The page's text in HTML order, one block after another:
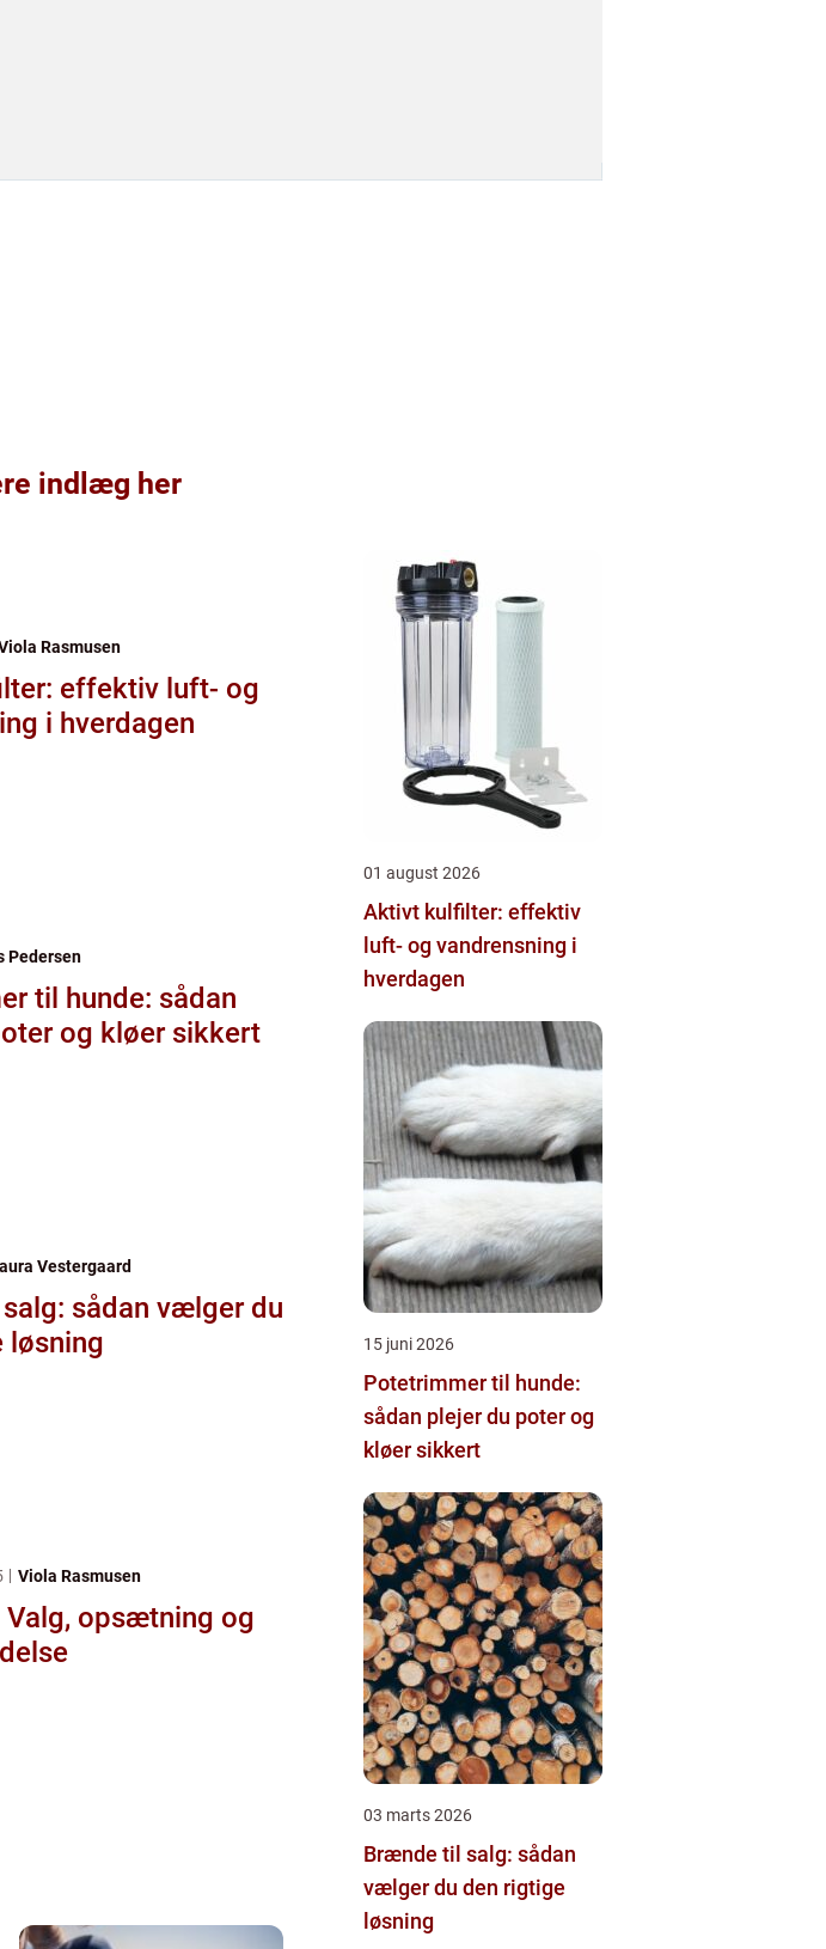
indlæg her
Rasmusen
effektiv luft- og
i hverdagen
Pedersen
til hunde: sådan
og kløer sikkert
Vestergaard
sådan vælger du
løsning
Viola Rasmusen
Valg, opsætning og
01 august 2026
Aktivt kulfilter: effektiv
luft- og vandrensning i
hverdagen
15 juni 2026
Potetrimmer til hunde:
sådan plejer du poter og
kløer sikkert
03 marts 2026
Brænde til salg: sådan
vælger du den rigtige
løsning